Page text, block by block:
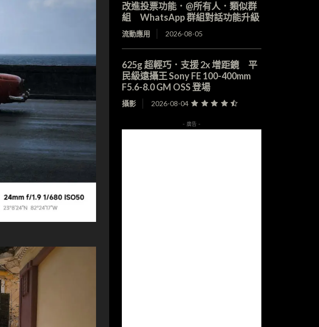
改進投票功能．@所有人．類似群
組 WhatsApp 群組對話功能升級
流動應用 2026-08-05
625g 超輕巧．支援 2x 增距鏡 平
民級遠攝王 Sony FE 100-400mm
F5.6-8.0 GM OSS 登場
攝影 2026-08-04
- 廣告 -